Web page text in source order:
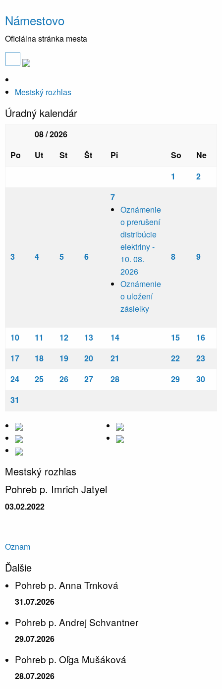
Námestovo
Oficiálna stránka mesta
Mestský rozhlas
Úradný kalendár
08 / 2026
Po
Ut St Št Pi So
Ne
1
2
3 4 5 6
7
Oznámenie
o prerušení
distribúcie
elektriny -
10. 08.
2026
Oznámenie
o uložení
zásielky
8 9
10 11 12 13 14 15
16
17
18 19 20 21 22
23
24
25 26 27 28 29
30
31
Mestský rozhlas
Pohreb p. Imrich Jatyel
03.02.2022
Oznam
Ďalšie
Pohreb p. Anna Trnková
31.07.2026
Pohreb p. Andrej Schvantner
29.07.2026
Pohreb p. Oľga Mušáková
28.07.2026